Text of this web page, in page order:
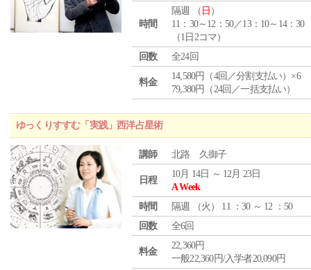
時間
隔週 （ 日 ）
11：30～12：50／13：10～14：30
（1日2コマ）
回数
全24回
料金
14,580円（4回／分割支払い）×6
79,380円（24回／一括支払い）
ゆっくりすすむ「実践」西洋占星術
講師 北路 久御子
日程
10月 14日 ～ 12月 23日
A Week
時間
隔週 （火 ） 11 ：30 ～ 12 ：50
回数
全6回
料金
22,360円
一般22,360円/入学者20,090円